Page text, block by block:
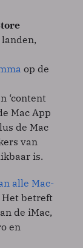
op de
‘content
Mac App
de Mac
van
is.
alle Mac-
Het betreft
de iMac,
en